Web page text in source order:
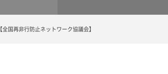
【全国再非行防止ネットワーク協議会】